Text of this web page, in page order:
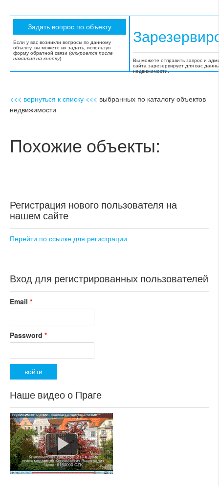
Если у вас возникли вопросы по данному
объекту, вы можете их задать, используя
форму обратной связи (откроется после
нажатия на кнопку).
Вы можете отправить запрос и
сайта зарезервирует для вас
недвижимости.
<<< вернуться к списку <<< выбранных по каталогу объектов
недвижимости
Похожие объекты:
Регистрация нового пользователя на
нашем сайте
Перейти по ссылке для регистрации
Вход для регистрированных пользователей
Email *
Password *
Наше видео о Праге